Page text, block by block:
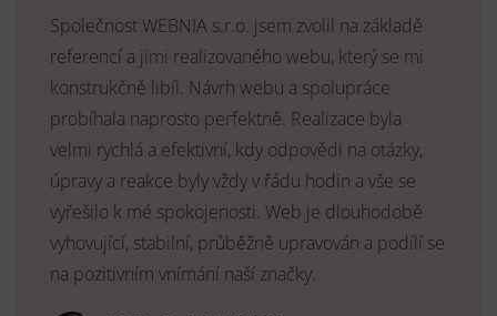
Společnost WEBNIA s.r.o. jsem zvolil na základě
referencí a jimi realizovaného webu, který se mi
konstrukčně libíl. Návrh webu a spolupráce
probíhala naprosto perfektně. Realizace byla
velmi rychlá a efektivní, kdy odpovědi na otázky,
úpravy a reakce byly vždy v řádu hodin a vše se
vyřešilo k mé spokojenosti. Web je dlouhodobě
vyhovující, stabilní, průběžně upravován a podílí se
na pozitivním vnímání naší značky.